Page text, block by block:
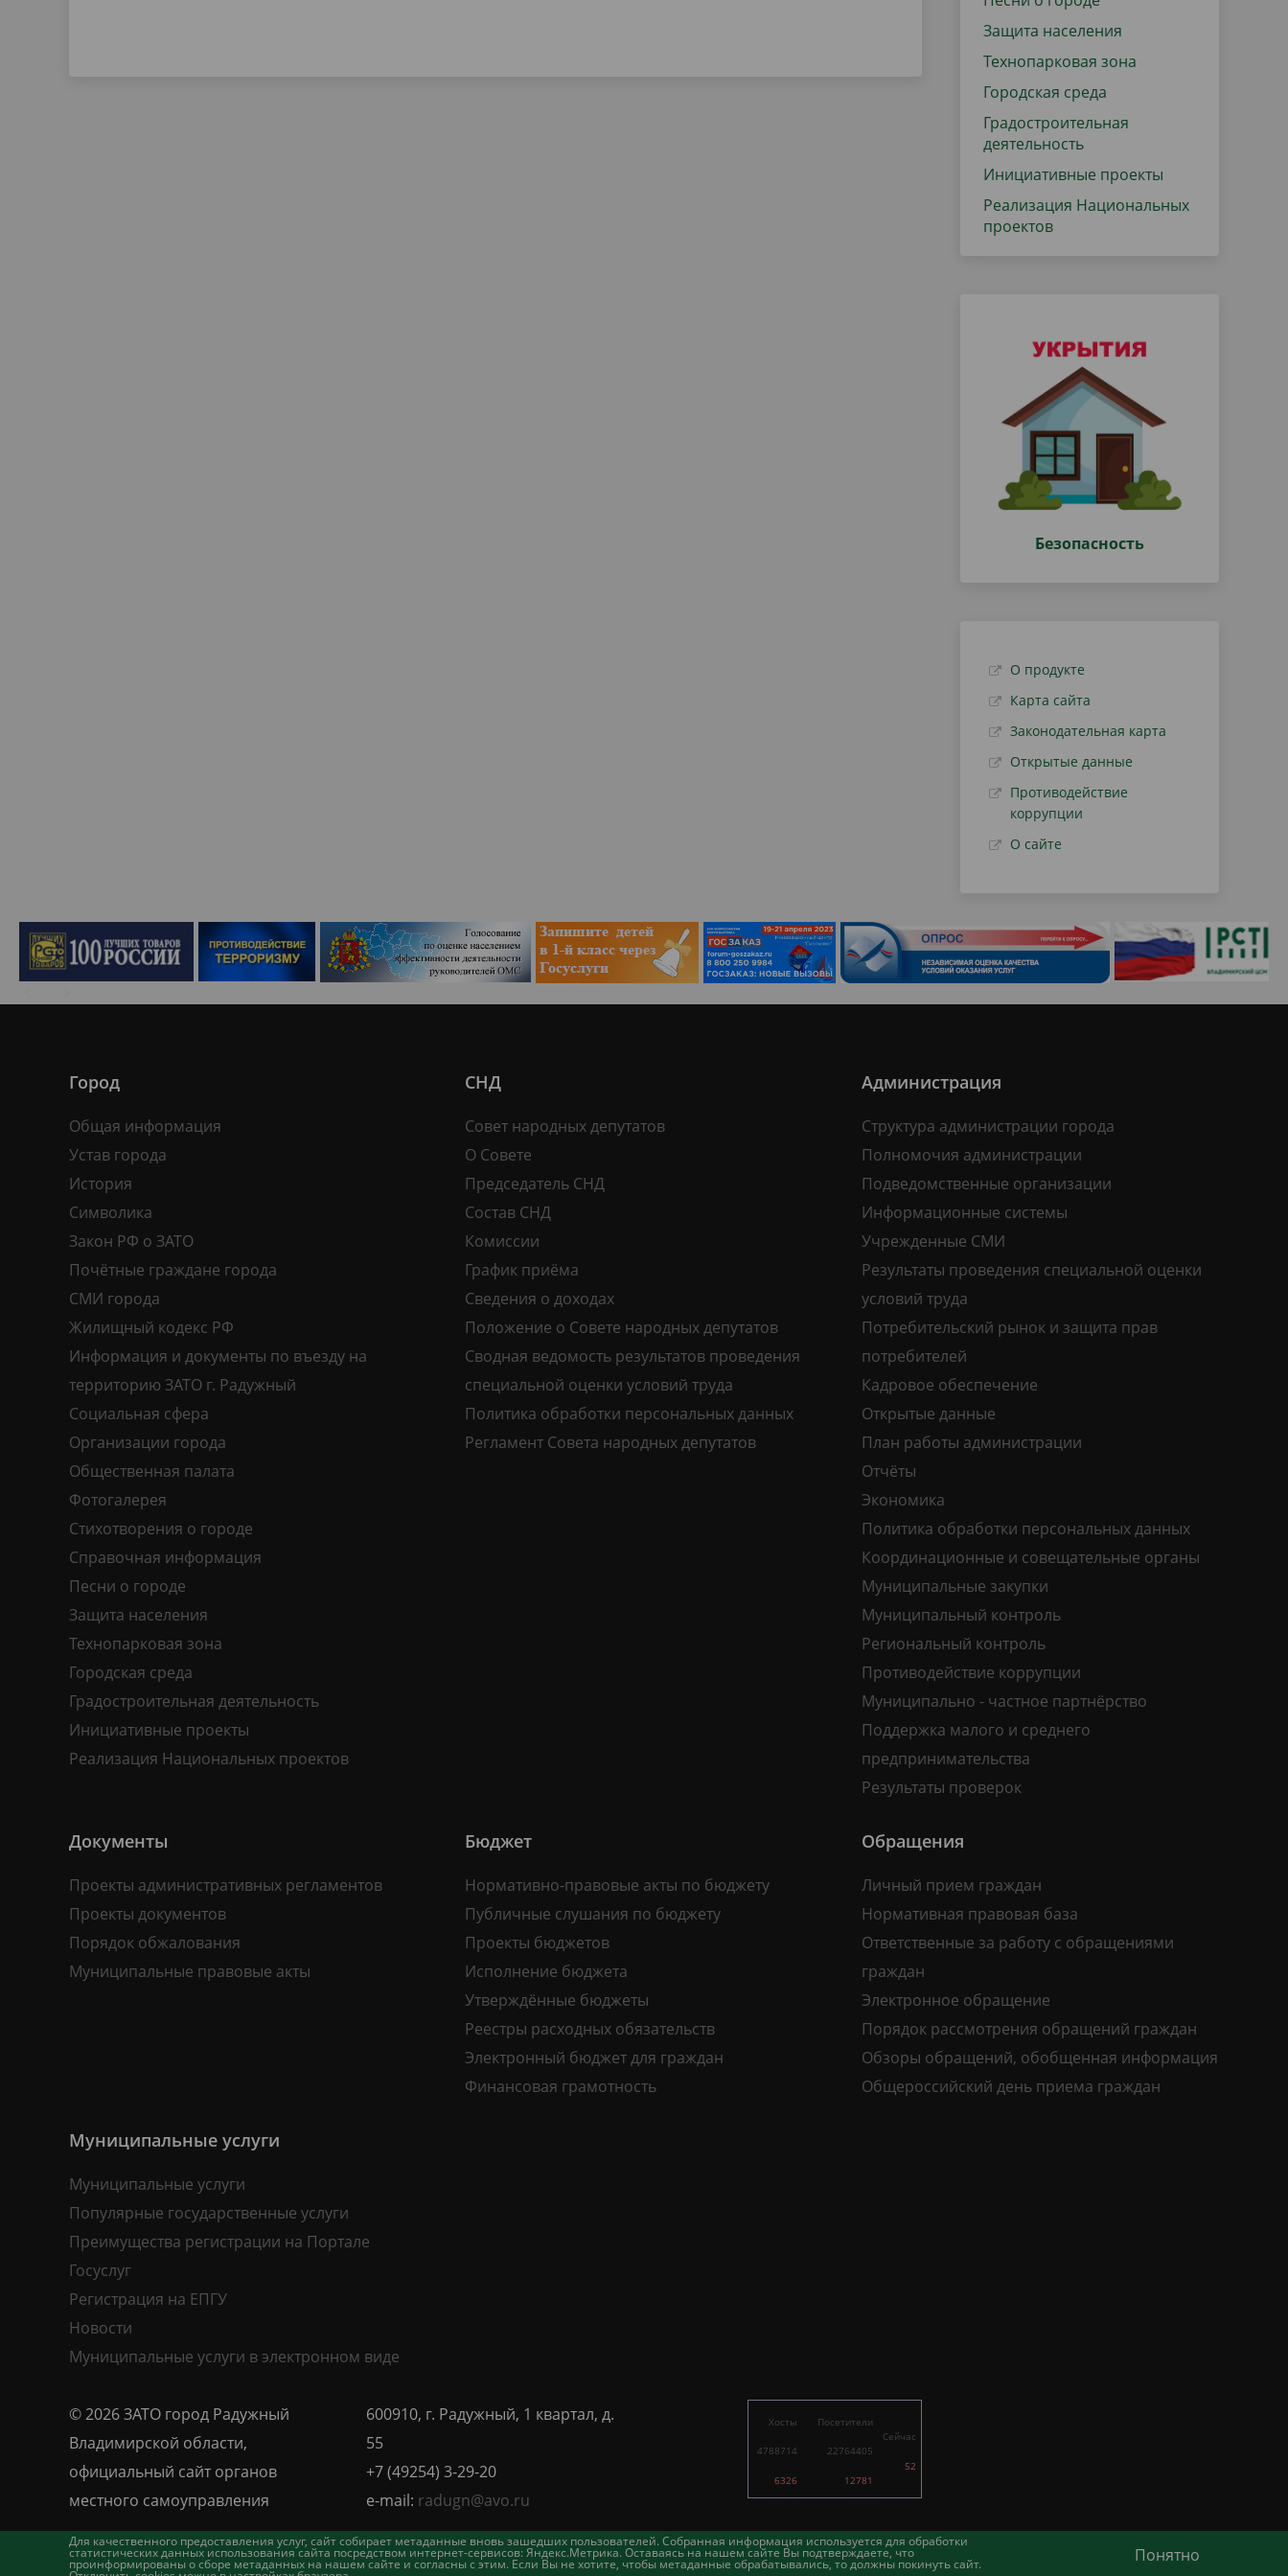
Защита населения
Технопарковая зона
Городская среда
Градостроительная
деятельность
Инициативные проекты
Реализация Национальных
проектов
Безопасность
О продукте
Карта сайта
Законодательная карта
Открытые данные
Противодействие
коррупции
О сайте
Для качественного предоставления услуг, сайт собирает метаданные вновь зашедших пользователей. Собранная информация используется для обработки
статистических данных использования сайта посредством интернет-сервисов: Яндекс.Метрика. Оставаясь на нашем сайте Вы подтверждаете, что
проинформированы о сборе метаданных на нашем сайте и согласны с этим. Если Вы не хотите, чтобы метаданные обрабатывались, то должны покинуть сайт. Понятно
Город
Общая информация
Устав города
История
Символика
Закон РФ о ЗАТО
Почётные граждане города
СМИ города
Жилищный кодекс РФ
Информация и документы по въезду на
территорию ЗАТО г. Радужный
Социальная сфера
Организации города
Общественная палата
Фотогалерея
Стихотворения о городе
Справочная информация
Песни о городе
Защита населения
Технопарковая зона
Городская среда
Градостроительная деятельность
Инициативные проекты
Реализация Национальных проектов
СНД
Совет народных депутатов
О Совете
Председатель СНД
Состав СНД
Комиссии
График приёма
Сведения о доходах
Положение о Совете народных депутатов
Сводная ведомость результатов проведения
специальной оценки условий труда
Политика обработки персональных данных
Регламент Совета народных депутатов
Администрация
Структура администрации города
Полномочия администрации
Подведомственные организации
Информационные системы
Учрежденные СМИ
Результаты проведения специальной оценки
условий труда
Потребительский рынок и защита прав
потребителей
Кадровое обеспечение
Открытые данные
План работы администрации
Отчёты
Экономика
Политика обработки персональных данных
Координационные и совещательные органы
Муниципальные закупки
Муниципальный контроль
Региональный контроль
Противодействие коррупции
Муниципально - частное партнёрство
Поддержка малого и среднего
предпринимательства
Результаты проверок
Документы
Проекты административных регламентов
Проекты документов
Порядок обжалования
Муниципальные правовые акты
Бюджет
Нормативно-правовые акты по бюджету
Публичные слушания по бюджету
Проекты бюджетов
Исполнение бюджета
Утверждённые бюджеты
Реестры расходных обязательств
Электронный бюджет для граждан
Финансовая грамотность
Обращения
Личный прием граждан
Нормативная правовая база
Ответственные за работу с обращениями
граждан
Электронное обращение
Порядок рассмотрения обращений граждан
Обзоры обращений, обобщенная информация
Общероссийский день приема граждан
Муниципальные услуги
Муниципальные услуги
Популярные государственные услуги
Преимущества регистрации на Портале
Госуслуг
Регистрация на ЕПГУ
Новости
Муниципальные услуги в электронном виде
© 2026 ЗАТО город Радужный
Владимирской области,
официальный сайт органов
местного самоуправления
600910, г. Радужный, 1 квартал, д.
55
+7 (49254) 3-29-20
e-mail: radugn@avo.ru
Хосты
4788714
6326
Посетители
22764405
12781
Сейчас
52